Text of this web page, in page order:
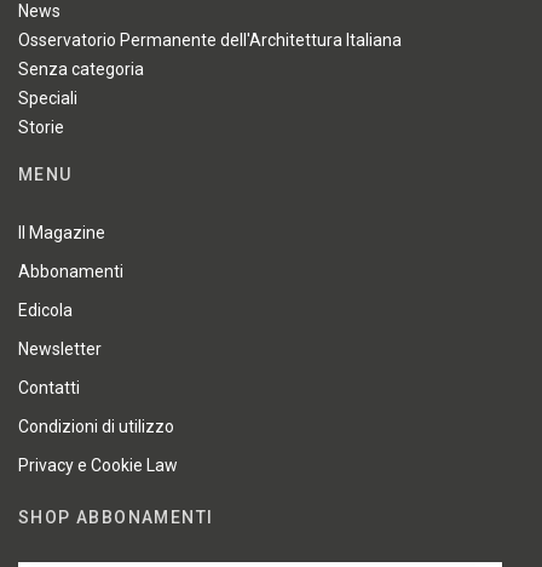
News
Osservatorio Permanente dell'Architettura Italiana
Senza categoria
Speciali
Storie
MENU
Il Magazine
Abbonamenti
Edicola
Newsletter
Contatti
Condizioni di utilizzo
Privacy e Cookie Law
SHOP ABBONAMENTI